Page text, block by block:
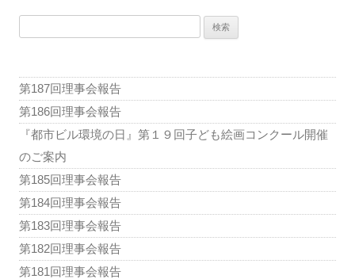
ゲ
ー
シ
ン
第187回理事会報告
第186回理事会報告
『都市ビル環境の日』第１９回子ども絵画コンクール開催
のご案内
第185回理事会報告
第184回理事会報告
第183回理事会報告
第182回理事会報告
第181回理事会報告